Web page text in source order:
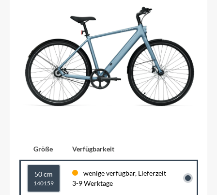
Größe Verfügbarkeit
50 cm
140159
wenige verfügbar, Lieferzeit
3-9 Werktage